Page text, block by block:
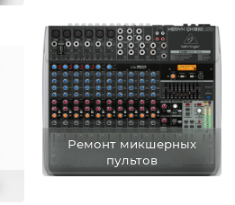
Ремонт микшерных
пультов